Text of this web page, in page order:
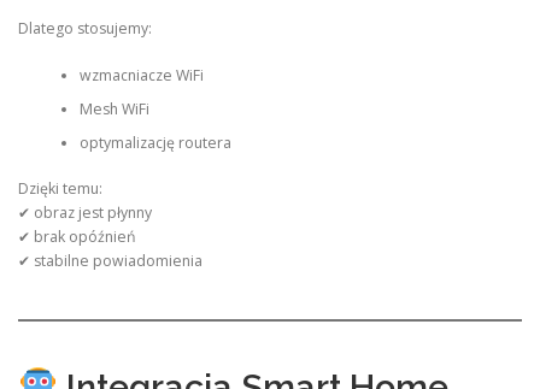
Dlatego stosujemy:
wzmacniacze WiFi
Mesh WiFi
optymalizację routera
Dzięki temu:
✔ obraz jest płynny
✔ brak opóźnień
✔ stabilne powiadomienia